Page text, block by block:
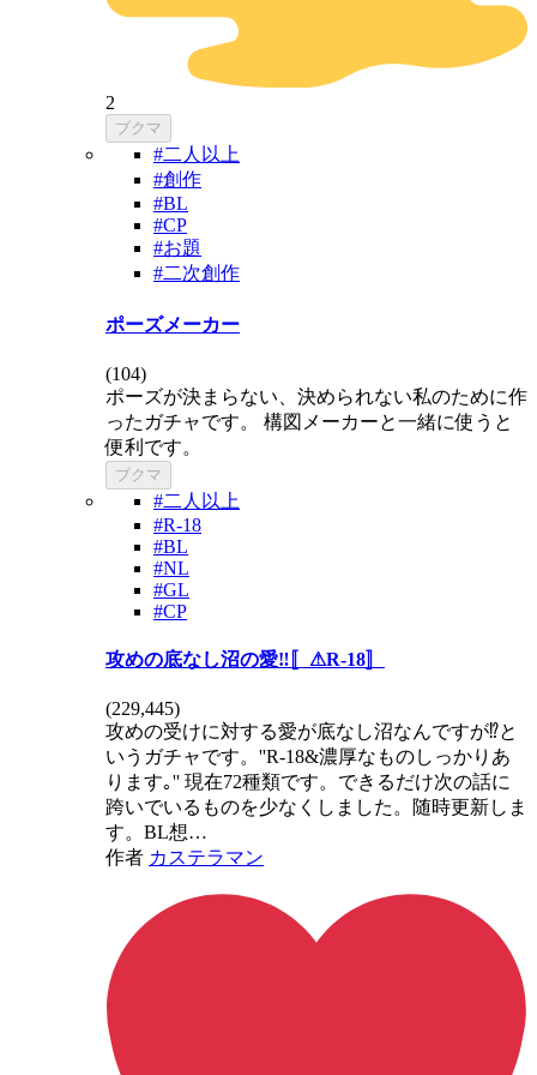
2
ブクマ
#二人以上
#創作
#BL
#CP
#お題
#二次創作
ポーズメーカー
(104)
ポーズが決まらない、決められない私のために作
ったガチャです。 構図メーカーと一緒に使うと
便利です。
ブクマ
#二人以上
#R-18
#BL
#NL
#GL
#CP
攻めの底なし沼の愛‼️〚⚠R-18〛
(229,445)
攻めの受けに対する愛が底なし沼なんですが⁉️と
いうガチャです。''R-18&濃厚なものしっかりあ
ります｡'' 現在72種類です。できるだけ次の話に
跨いでいるものを少なくしました。随時更新しま
す。BL想…
作者 カステラマン